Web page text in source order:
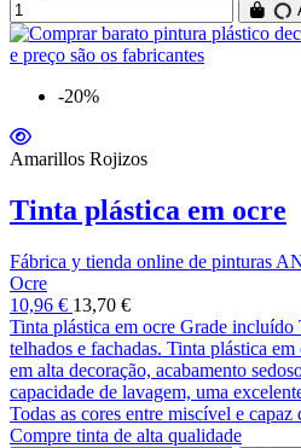
-20%
Amarillos Rojizos
Tinta plástica em ocre
Fábrica y tienda online de pinturas
Ocre
10,96 € 13,70 €
Tinta plástica em ocre Grade incluído
telhados e fachadas. Tinta plástica
em alta decoração, acabamento
capacidade de lavagem, uma
Todas as cores entre miscível e
Compre tinta de alta qualidade